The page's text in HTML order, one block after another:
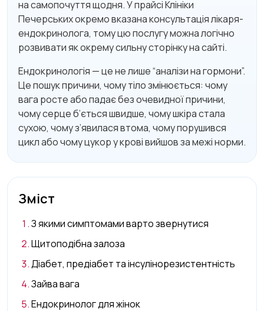
на самопочуття щодня. У прайсі Клініки
Печерських окремо вказана консультація лікаря-
ендокринолога, тому цю послугу можна логічно
розвивати як окрему сильну сторінку на сайті.
Ендокринологія — це не лише “аналізи на гормони”.
Це пошук причини, чому тіло змінюється: чому
вага росте або падає без очевидної причини,
чому серце б’ється швидше, чому шкіра стала
сухою, чому з’явилася втома, чому порушився
цикл або чому цукор у крові вийшов за межі норми.
Зміст
З якими симптомами варто звернутися
Щитоподібна залоза
Діабет, предіабет та інсулінорезистентність
Зайва вага
Ендокринолог для жінок